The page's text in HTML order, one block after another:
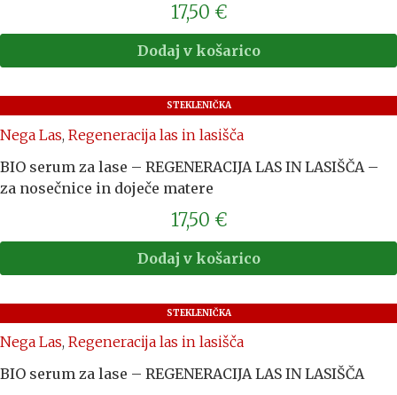
17,50 €
Dodaj v košarico
STEKLENIČKA
Nega Las, Regeneracija las in lasišča
BIO serum za lase – REGENERACIJA LAS IN LASIŠČA –
za nosečnice in doječe matere
17,50 €
Dodaj v košarico
STEKLENIČKA
Nega Las, Regeneracija las in lasišča
BIO serum za lase – REGENERACIJA LAS IN LASIŠČA